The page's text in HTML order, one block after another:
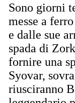
Sono giorni
messe a
e dalle sue
spada di
fornire una
Syovar,
riusciranno